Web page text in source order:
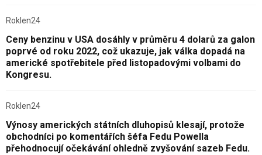
Roklen24
Ceny benzinu v USA dosáhly v průměru 4 dolarů za galon
poprvé od roku 2022, což ukazuje, jak válka dopadá na
americké spotřebitele před listopadovými volbami do
Kongresu.
Roklen24
Výnosy amerických státních dluhopisů klesají, protože
obchodníci po komentářích šéfa Fedu Powella
přehodnocují očekávání ohledně zvyšování sazeb Fedu.